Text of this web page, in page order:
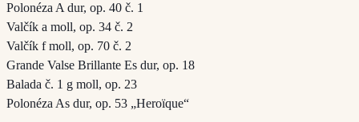
Polonéza A dur, op. 40 č. 1
Valčík a moll, op. 34 č. 2
Valčík f moll, op. 70 č. 2
Grande Valse Brillante Es dur, op. 18
Balada č. 1 g moll, op. 23
Polonéza As dur, op. 53 „Heroïque“